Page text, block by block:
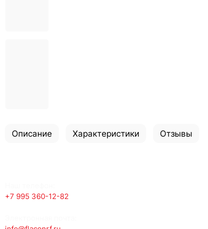
Описание Характеристики Отзывы
+7 995 360-12-82